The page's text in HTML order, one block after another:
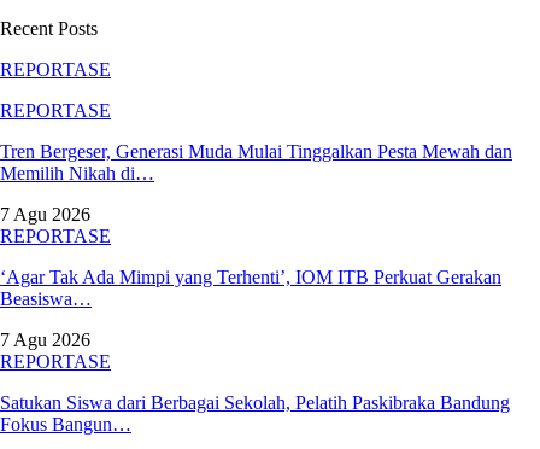
Recent Posts
REPORTASE
REPORTASE
Tren Bergeser, Generasi Muda Mulai Tinggalkan Pesta Mewah dan
Memilih Nikah di…
7 Agu 2026
REPORTASE
‘Agar Tak Ada Mimpi yang Terhenti’, IOM ITB Perkuat Gerakan
Beasiswa…
7 Agu 2026
REPORTASE
Satukan Siswa dari Berbagai Sekolah, Pelatih Paskibraka Bandung
Fokus Bangun…